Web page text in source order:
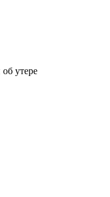
утере